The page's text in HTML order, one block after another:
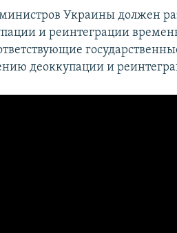
Украины должен
и реинтеграции
деоккупации и